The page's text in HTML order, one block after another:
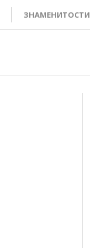
ЗНАМЕНИТОСТИ